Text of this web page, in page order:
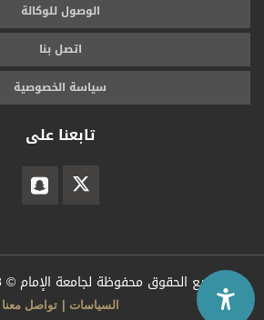
الوصول للوكالة
اتصل بنا
سياسة الخصوصية
تابعنا على
جميع الحقوق محفوظة لجامعة الإمام ©
السياسات تواصل معنا